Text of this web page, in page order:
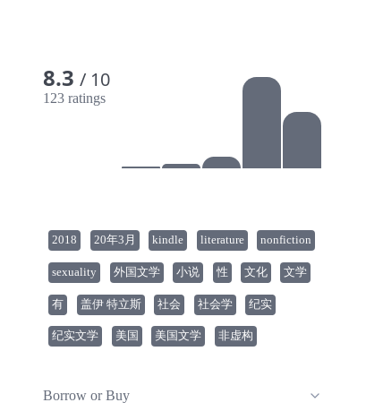
8.3 / 10
123 ratings
2018 20年3月 kindle literature nonfiction
sexuality 外国文学 小说 性 文化 文学
有 盖伊 特立斯 社会 社会学 纪实
纪实文学 美国 美国文学 非虚构
Borrow or Buy